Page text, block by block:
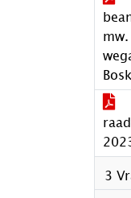
3